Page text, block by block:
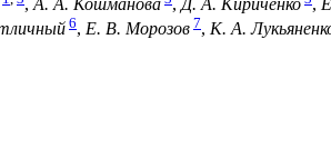
, А. А. Кошманова , Д. А. Кириченко ,
6, Е. В. Морозов 7, К. А.